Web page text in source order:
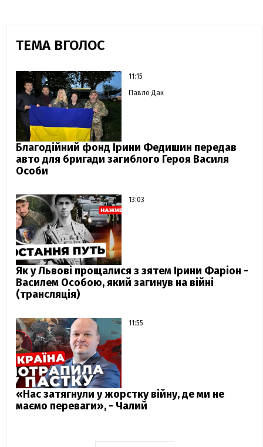
ТЕМА ВГОЛОС
11:15
Павло Дак
Благодійний фонд Ірини Федишин передав
авто для бригади загиблого Героя Василя
Особи
13:03
Як у Львові прощалися з зятем Ірини Фаріон -
Василем Особою, який загинув на війні
(трансляція)
11:55
«Нас затягнули у жорстку війну, де ми не
маємо переваги», - Чалий